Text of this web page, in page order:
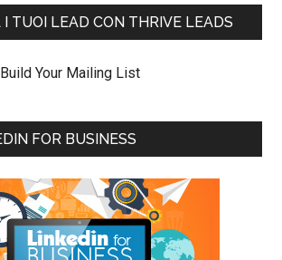
I TUOI LEAD CON THRIVE LEADS
FOR BUSINESS